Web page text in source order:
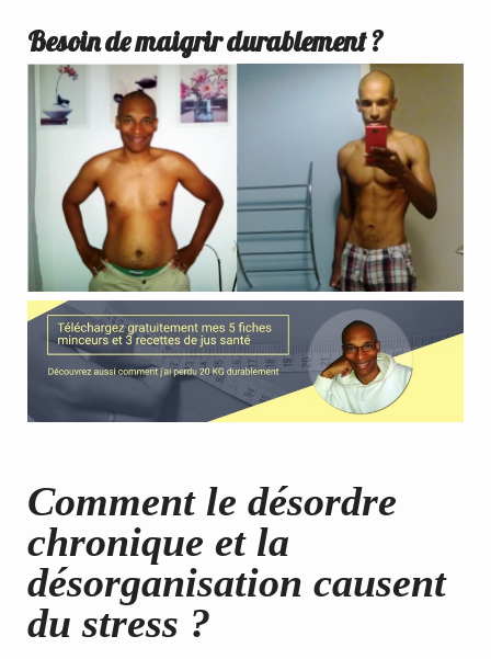
Besoin de maigrir durablement ?
Comment le désordre
chronique et la
désorganisation causent
du stress ?